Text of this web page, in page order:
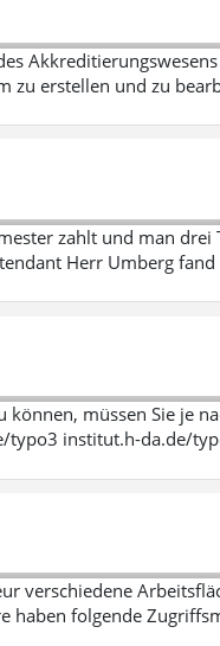
zu erstellen und zu
zahlt und man
Herr Umberg fand
können, müssen Sie je
typo3 institut.h-da.de/
verschiedene
haben folgende